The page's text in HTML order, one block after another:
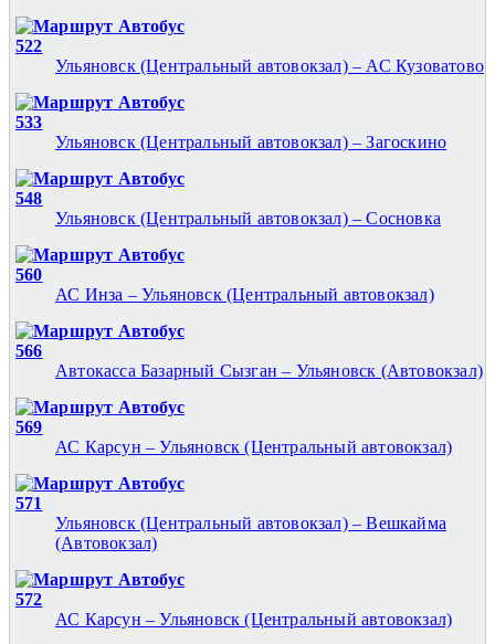
Автобус
522
Ульяновск (Центральный автовокзал) – АС Кузоватово
Автобус
533
Ульяновск (Центральный автовокзал) – Загоскино
Автобус
548
Ульяновск (Центральный автовокзал) – Сосновка
Автобус
560
АС Инза – Ульяновск (Центральный автовокзал)
Автобус
566
Автокасса Базарный Сызган – Ульяновск (Автовокзал)
Автобус
569
АС Карсун – Ульяновск (Центральный автовокзал)
Автобус
571
Ульяновск (Центральный автовокзал) – Вешкайма
(Автовокзал)
Автобус
572
АС Карсун – Ульяновск (Центральный автовокзал)